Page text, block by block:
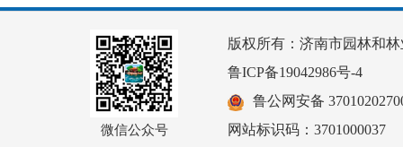
微信公众号
版权所有：济南市园林和
鲁ICP备19042986号-4
鲁公网安备
网站标识码：3701000037